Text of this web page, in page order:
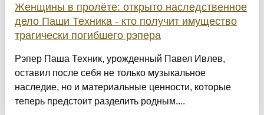
Женщины в пролёте: открыто наследственное
дело Паши Техника - кто получит имущество
трагически погибшего рэпера
Рэпер Паша Техник, урожденный Павел Ивлев,
оставил после себя не только музыкальное
наследие, но и материальные ценности, которые
теперь предстоит разделить родным....